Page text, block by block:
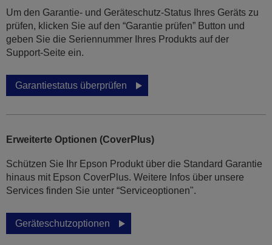
Um den Garantie- und Geräteschutz-Status Ihres Geräts zu
prüfen, klicken Sie auf den “Garantie prüfen” Button und
geben Sie die Seriennummer Ihres Produkts auf der
Support-Seite ein.
Garantiestatus überprüfen
Erweiterte Optionen (CoverPlus)
Schützen Sie Ihr Epson Produkt über die Standard Garantie
hinaus mit Epson CoverPlus. Weitere Infos über unsere
Services finden Sie unter “Serviceoptionen".
Geräteschutzoptionen